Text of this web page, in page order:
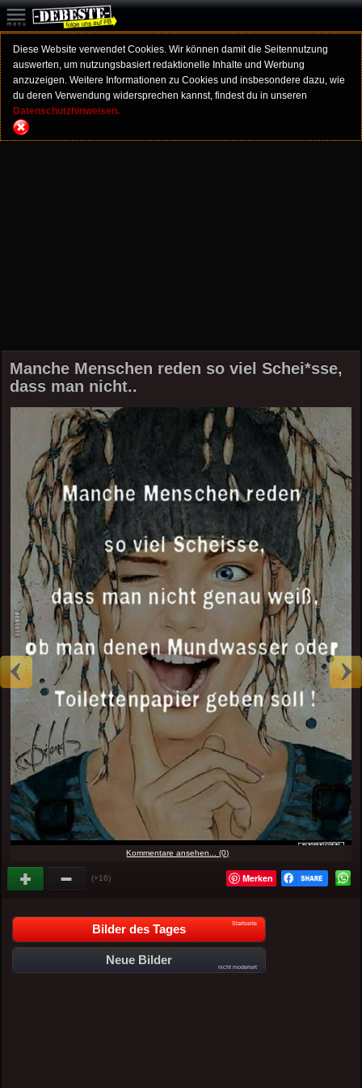
Diese Website verwendet Cookies. Wir können damit die Seitennutzung
auswerten, um nutzungsbasiert redaktionelle Inhalte und Werbung
anzuzeigen. Weitere Informationen zu Cookies und insbesondere dazu, wie
du deren Verwendung widersprechen kannst, findest du in unseren
Datenschutzhinweisen.
Manche Menschen reden so viel Schei*sse,
dass man nicht..
Kommentare ansehen... (0)
(+16) Merken
Bilder des Tages Startseite
Neue Bilder
nicht moderiert